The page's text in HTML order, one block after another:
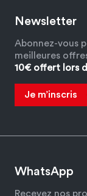
Newsletter
Abonnez-vous
meilleures
10€ offert lors
Je m’inscris
WhatsApp
Recevez nos